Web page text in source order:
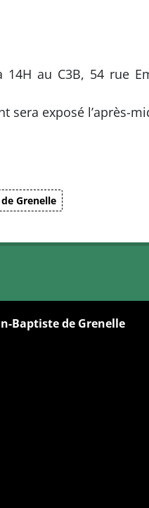
14H au C3B, 54 rue
sera exposé
Grenelle
Baptiste de Grenelle